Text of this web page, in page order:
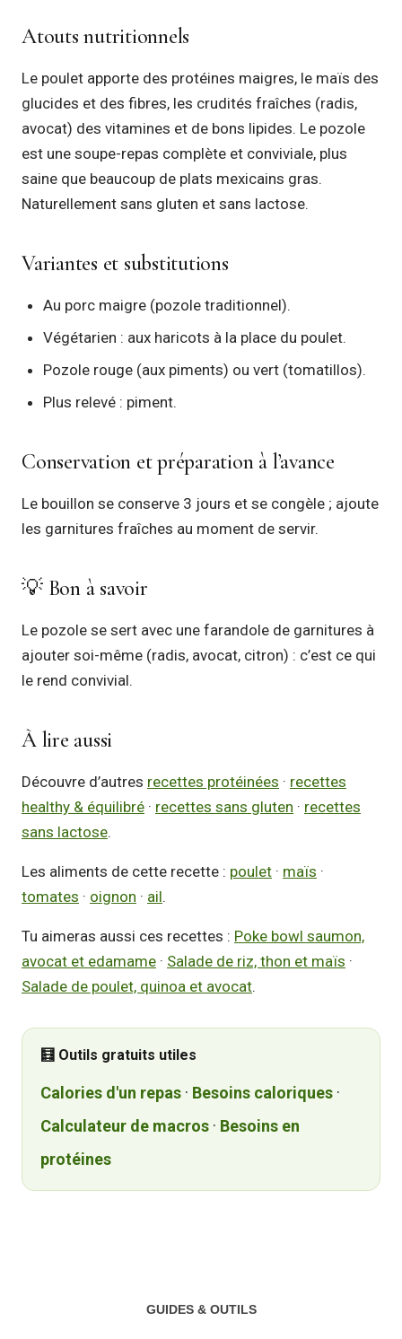
Atouts nutritionnels
Le poulet apporte des protéines maigres, le maïs des
glucides et des fibres, les crudités fraîches (radis,
avocat) des vitamines et de bons lipides. Le pozole
est une soupe-repas complète et conviviale, plus
saine que beaucoup de plats mexicains gras.
Naturellement sans gluten et sans lactose.
Variantes et substitutions
Au porc maigre (pozole traditionnel).
Végétarien : aux haricots à la place du poulet.
Pozole rouge (aux piments) ou vert (tomatillos).
Plus relevé : piment.
Conservation et préparation à l’avance
Le bouillon se conserve 3 jours et se congèle ; ajoute
les garnitures fraîches au moment de servir.
💡 Bon à savoir
Le pozole se sert avec une farandole de garnitures à
ajouter soi-même (radis, avocat, citron) : c’est ce qui
le rend convivial.
À lire aussi
Découvre d’autres recettes protéinées · recettes
healthy & équilibré · recettes sans gluten · recettes
sans lactose.
Les aliments de cette recette : poulet · maïs ·
tomates · oignon · ail.
Tu aimeras aussi ces recettes : Poke bowl saumon,
avocat et edamame · Salade de riz, thon et maïs ·
Salade de poulet, quinoa et avocat.
🧮 Outils gratuits utiles
Calories d'un repas · Besoins caloriques ·
Calculateur de macros · Besoins en
protéines
GUIDES & OUTILS